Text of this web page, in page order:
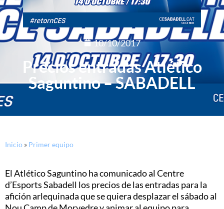
10/10/2017
Precios entradas Atlético
Saguntino – SABADELL
Inicio » Primer equipo
El Atlético Saguntino ha comunicado al Centre
d’Esports Sabadell los precios de las entradas para la
afición arlequinada que se quiera desplazar el sábado al